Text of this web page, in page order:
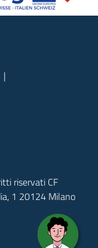
riservati CF
1 20124 Milano